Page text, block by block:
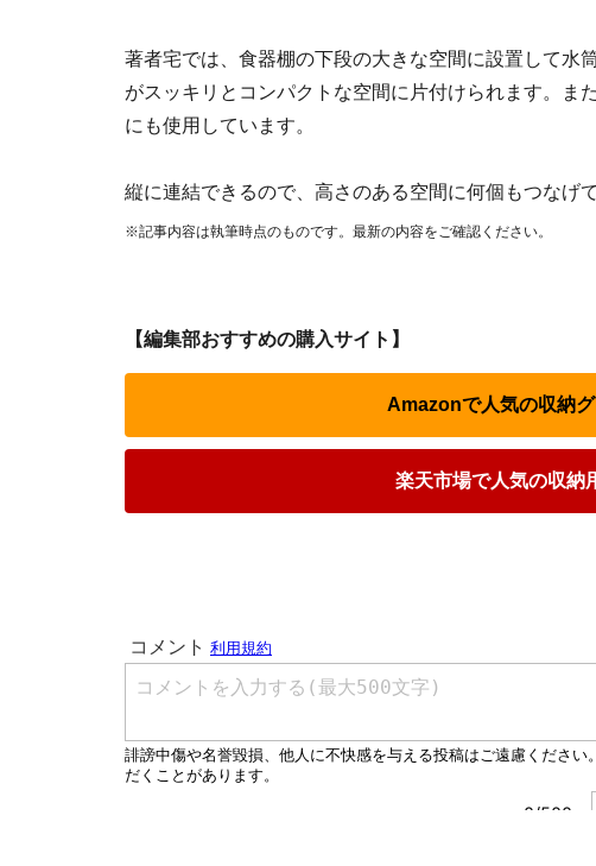
著者宅では、食器棚の下段の大きな空間に設置して水
がスッキリとコンパクトな空間に片付けられます。ま
にも使用しています。
縦に連結できるので、高さのある空間に何個もつなげ
※記事内容は執筆時点のものです。最新の内容をご確認ください。
【編集部おすすめの購入サイト】
Amazonで人気の収納グ
楽天市場で人気の収納